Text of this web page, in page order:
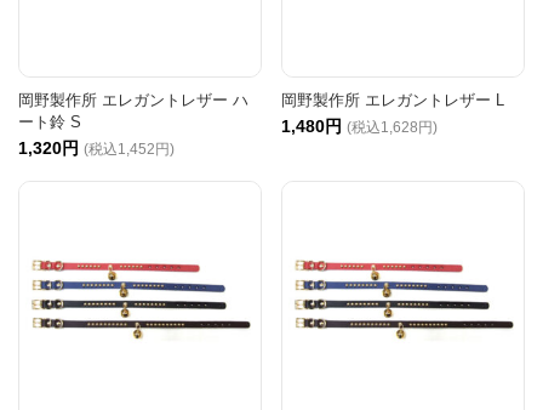
岡野製作所 エレガントレザー ハ
ート鈴 S
1,320円 (税込1,452円)
岡野製作所 エレガントレザー L
1,480円 (税込1,628円)